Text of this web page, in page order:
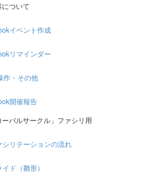
ついて
イベント作成
リマインダー
作・その他
開催報告
バルサークル」ファシリ用
リテーションの流れ
ド（雛形）